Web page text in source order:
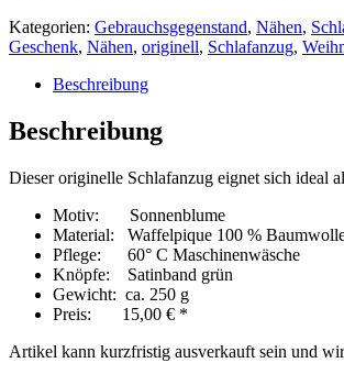
Kategorien: Gebrauchsgegenstand, Nähen,
Geschenk, Nähen, originell, Schlafanzug,
Beschreibung
Beschreibung
Dieser originelle Schlafanzug eignet sich ideal
Motiv: Sonnenblume
Material: Waffelpique 100 %
Pflege: 60° C Maschinenwäsche
Knöpfe: Satinband grün
Gewicht: ca. 250 g
Preis: 15,00 € *
Artikel kann kurzfristig ausverkauft sein und